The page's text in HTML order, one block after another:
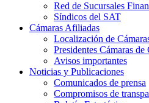
Red de Sucursales
Síndicos del SAT
Cámaras Afiliadas
Localización de
Presidentes Cámaras
Avisos importantes
Noticias y Publicaciones
Comunicados de prensa
Compromisos de